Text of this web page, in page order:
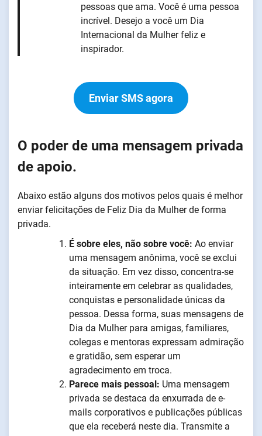
pessoas que ama. Você é uma pessoa
incrível. Desejo a você um Dia
Internacional da Mulher feliz e
inspirador.
Enviar SMS agora
O poder de uma mensagem privada
de apoio.
Abaixo estão alguns dos motivos pelos quais é melhor
enviar felicitações de Feliz Dia da Mulher de forma
privada.
É sobre eles, não sobre você: Ao enviar
uma mensagem anônima, você se exclui
da situação. Em vez disso, concentra-se
inteiramente em celebrar as qualidades,
conquistas e personalidade únicas da
pessoa. Dessa forma, suas mensagens de
Dia da Mulher para amigas, familiares,
colegas e mentoras expressam admiração
e gratidão, sem esperar um
agradecimento em troca.
Parece mais pessoal: Uma mensagem
privada se destaca da enxurrada de e-
mails corporativos e publicações públicas
que ela receberá neste dia. Transmite a